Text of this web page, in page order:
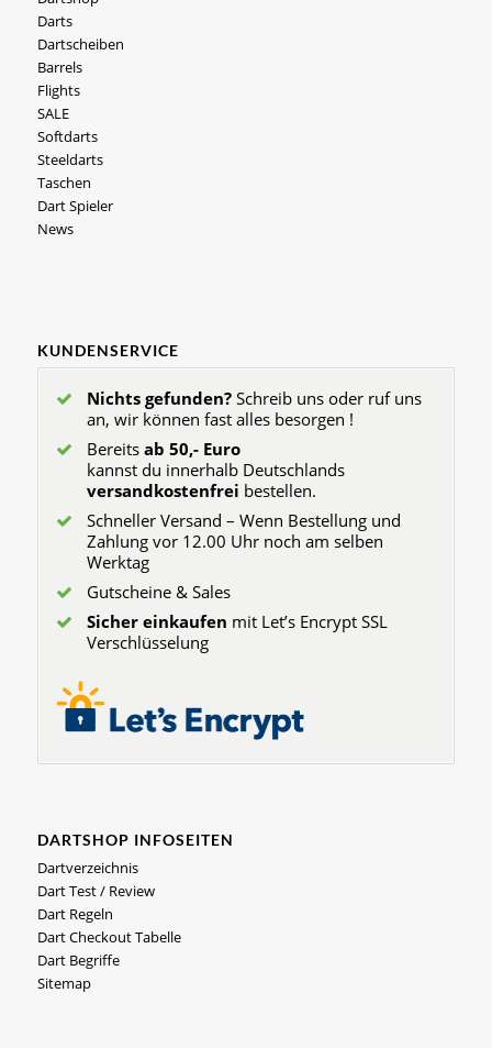
Darts
Dartscheiben
Barrels
Flights
SALE
Softdarts
Steeldarts
Taschen
Dart Spieler
News
KUNDENSERVICE
Nichts gefunden?Schreib uns oder ruf uns
an, wir können fast alles besorgen !
Bereits ab 50,- Euro
kannst du innerhalb Deutschlands
versandkostenfrei bestellen.
Schneller Versand – Wenn Bestellung und
Zahlung vor 12.00 Uhr noch am selben
Werktag
Gutscheine & Sales
Sicher einkaufen mit Let’s Encrypt SSL
Verschlüsselung
DARTSHOP INFOSEITEN
Dartverzeichnis
Dart Test / Review
Dart Regeln
Dart Checkout Tabelle
Dart Begriffe
Sitemap